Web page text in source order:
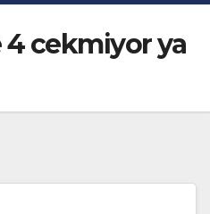
cekmiyor ya